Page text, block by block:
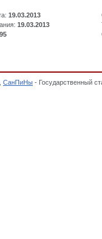
19.03.2013
19.03.2013
СанПиНы - Государственный